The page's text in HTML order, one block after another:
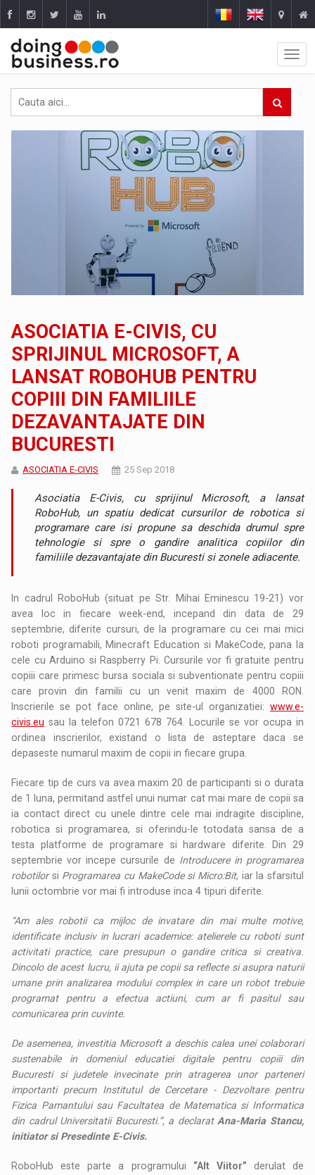
ASOCIATIA E-CIVIS, CU
SPRIJINUL MICROSOFT, A
LANSAT ROBOHUB PENTRU
COPIII DIN FAMILIILE
DEZAVANTAJATE DIN
BUCURESTI
ASOCIATIA E-CIVIS 25 Sep 2018
Asociatia E-Civis, cu sprijinul Microsoft, a lansat
RoboHub, un spatiu dedicat cursurilor de robotica si
programare care isi propune sa deschida drumul spre
tehnologie si spre o gandire analitica copiilor din
familiile dezavantajate din Bucuresti si zonele adiacente.
In cadrul RoboHub (situat pe Str. Mihai Eminescu 19-21) vor
avea loc in fiecare week-end, incepand din data de 29
septembrie, diferite cursuri, de la programare cu cei mai mici
roboti programabili, Minecraft Education si MakeCode, pana la
cele cu Arduino si Raspberry Pi. Cursurile vor fi gratuite pentru
copiii care primesc bursa sociala si subventionate pentru copiii
care provin din familii cu un venit maxim de 4000 RON.
Inscrierile se pot face online, pe site-ul organizatiei: www.e-
civis.eu sau la telefon 0721 678 764. Locurile se vor ocupa in
ordinea inscrierilor, existand o lista de asteptare daca se
depaseste numarul maxim de copii in fiecare grupa.
Fiecare tip de curs va avea maxim 20 de participanti si o durata
de 1 luna, permitand astfel unui numar cat mai mare de copii sa
ia contact direct cu unele dintre cele mai indragite discipline,
robotica si programarea, si oferindu-le totodata sansa de a
testa platforme de programare si hardware diferite. Din 29
septembrie vor incepe cursurile de Introducere in programarea
robotilorsi Programarea cu MakeCode si Micro:Bit, iar la sfarsitul
lunii octombrie vor mai fi introduse inca 4 tipuri diferite.
“Am ales robotii ca mijloc de invatare din mai multe motive,
identificate inclusiv in lucrari academice: atelierele cu roboti sunt
activitati practice, care presupun o gandire critica si creativa.
Dincolo de acest lucru, ii ajuta pe copii sa reflecte si asupra naturii
umane prin analizarea modului complex in care un robot trebuie
programat pentru a efectua actiuni, cum ar fi pasitul sau
comunicarea prin cuvinte.
De asemenea, investitia Microsoft a deschis calea unei colaborari
sustenabile in domeniul educatiei digitale pentru copiii din
Bucuresti si judetele invecinate prin atragerea unor parteneri
importanti precum Institutul de Cercetare - Dezvoltare pentru
Fizica Pamantului sau Facultatea de Matematica si Informatica
din cadrul Universitatii Bucuresti.”, a declarat Ana-Maria Stancu,
initiator si Presedinte E-Civis.
RoboHub este parte a programului “AltViitor” derulat de